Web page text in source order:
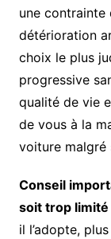
une contrainte
détérioration
choix le plus
progressive
qualité de vie
de vous à la
voiture malgré
Conseil
soit trop
il l’adopte,